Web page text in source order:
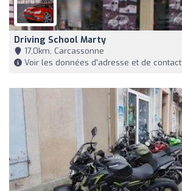
Driving School Marty
17,0km, Carcassonne
Voir les données d'adresse et de contact